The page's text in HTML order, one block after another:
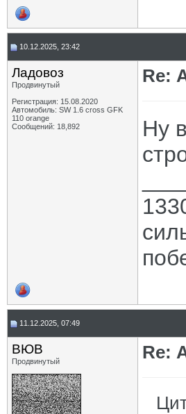
10.12.2025, 23:42
Ладовоз
Продвинутый
Регистрация: 15.08.2020
Автомобиль: SW 1.6 cross GFK
110 orange
Сообщений: 18,892
Re:
Ну
11.12.2025, 07:49
ВЮВ
Продвинутый Re: